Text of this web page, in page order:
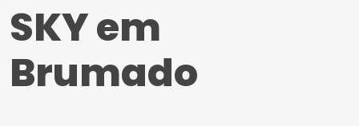
SKY em
Brumado